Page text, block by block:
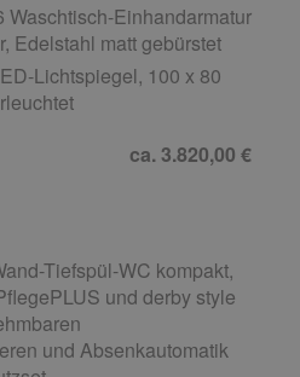
Waschtisch-Einhandarmatur
Edelstahl matt gebürstet
Lichtspiegel, 100 x 80
ca. 3.820,00 €
Tiefspül-WC kompakt,
und derby style
und Absenkautomatik